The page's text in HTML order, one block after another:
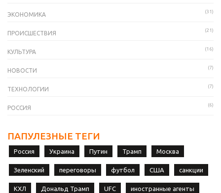
ЭКОНОМИКА (31)
ПРОИСШЕСТВИЯ (21)
КУЛЬТУРА (16)
НОВОСТИ (7)
ТЕХНОЛОГИИ (7)
РОССИЯ (6)
ПАПУЛЕЗНЫЕ ТЕГИ
Россия Украина Путин Трамп Москва
Зеленский переговоры футбол США санкции
КХЛ Дональд Трамп UFC иностранные агенты